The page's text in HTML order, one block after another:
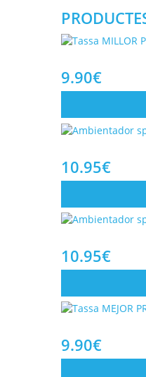
9.90€
10.95€
10.95€
9.90€